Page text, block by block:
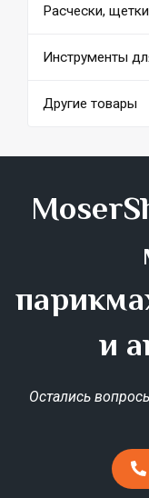
Расчески,
Инструменты
Другие товары
и
Остались